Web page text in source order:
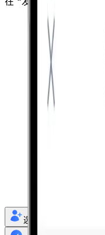
选择收件人